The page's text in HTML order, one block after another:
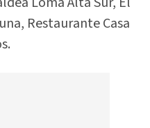
Restaurante Casa